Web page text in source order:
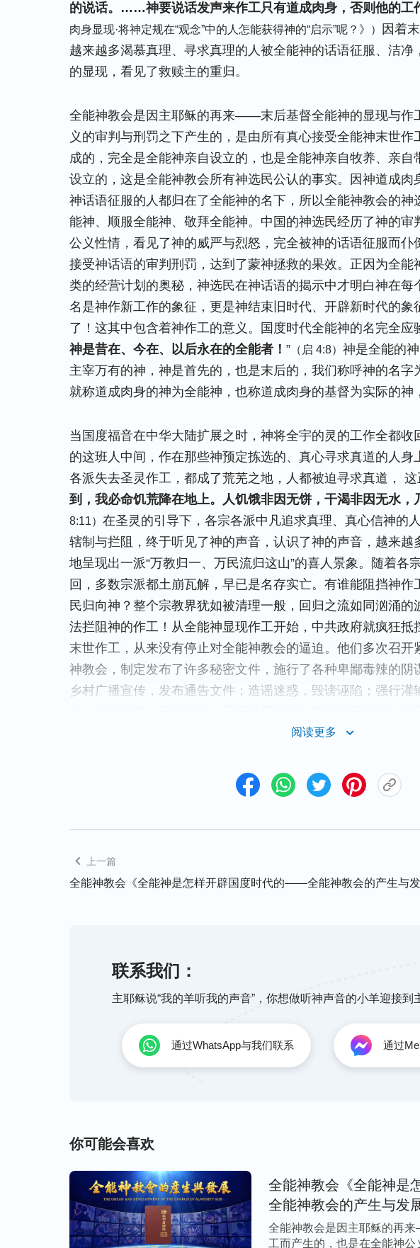
的说话。……神要说话发声来作工只有道成肉身，否则他的工
肉身显现·将神定规在“观念”中的人怎能获得神的“启示”呢？》）
因着
越来越多渴慕真理、寻求真理的人被全能神的话语征服、洁净
的显现，看见了救赎主的重归。
全能神教会是因主耶稣的再来——末后基督全能神的显现与作
义的审判与刑罚之下产生的，是由所有真心接受全能神末世作
成的，完全是全能神亲自设立的，也是全能神亲自牧养、亲自
设立的，这是全能神教会所有神选民公认的事实。因神道成肉
神话语征服的人都归在了全能神的名下，所以全能神教会的神
能神、顺服全能神、敬拜全能神。中国的神选民经历了神的审
公义性情，看见了神的威严与烈怒，完全被神的话语征服而仆
接受神话语的审判刑罚，达到了蒙神拯救的果效。正因为全能
类的经营计划的奥秘，神选民在神话语的揭示中才明白神在每
名是神作新工作的象征，更是神结束旧时代、开辟新时代的象
了！这其中包含着神作工的意义。国度时代全能神的名完全应
神是昔在、今在、以后永在的全能者！ ” （启 4:8） 神是全能的
主宰万有的神，神是首先的，也是末后的，我们称呼神的名字
就称道成肉身的神为全能神，也称道成肉身的基督为实际的神
当国度福音在中华大陆扩展之时，神将全宇的灵的工作全都收
的这班人中间，作在那些神预定拣选的、真心寻求真道的人身
各派失去圣灵作工，都成了荒芜之地，人都被迫寻求真道，
到，我必命饥荒降在地上。人饥饿非因无饼，干渴非因无水，
8:11） 在圣灵的引导下，各宗各派中凡追求真理、真心信神的
辖制与拦阻，终于听见了神的声音，认识了神的声音，越来越
地呈现出一派“万教归一、万民流归这山”的喜人景象。随着各
回，多数宗派都土崩瓦解，早已是名存实亡。有谁能阻挡神
民归向神？整个宗教界犹如被清理一般，回归之流如同汹涌
法拦阻神的作工！从全能神显现作工开始，中共政府就疯狂抵
末世作工，从来没有停止对全能神教会的逼迫。他们多次召开
神教会，制定发布了许多秘密文件，施行了各种卑鄙毒辣的阴
乡村广播宣传，发布通告文件；造谣迷惑，毁谤诬陷；强行灌
制；秘密抓捕、严刑逼供、折磨肉体、摧残身心，并且打死白
例不少于十人，例如：安徽省濉溪县五沟镇基督徒谢永江（男
日凌晨被当地派出所秘密抓捕，并残害致死，5月10日其家人
区基督徒姜桂枝（化名：刘畅，女，46岁，时任全能神教会上
在河南省新密市被中共警察抓捕入狱，警察私设公堂酷刑逼供
释放后仍被中共政府监控，毫无人身自由。据粗略统计，仅
中国大陆被中共政府抓捕、刑拘的神选民就多达380380人，
安机关及下属单位强行没收或被恶警中饱私囊……这些数据仅
教会基督徒的冰山一角。事实上，从全能神开始作工至今，全
害、跟踪监视的基督徒数不胜数。中共政府用尽各种残酷手段
真道已达到了登峰造极的地步。
自从人类被撒但败坏后，神就从没停止他拯救人类的经营计划
不认识神，导致神每次道成肉身开展一步新工作都要经受执政
害。两千年前，耶稣道成肉身时遭到了罗马政府与犹太宗教界
架上；末世的今天，神重返肉身在中国开展末世的审判工作以
阅读更多
上一篇
全能神教会《全能神是怎样开辟国度时代的——全能神教会的产生与发
联系我们：
主耶稣说“我的羊听我的声音”，你想做听神声音的小羊迎接到
通过WhatsApp与我们联系 通过
你可能会喜欢
全能神教会《全能神
全能神教会的产生与发展
全能神教会是因主耶稣的再
工而产生的，也是在全能神